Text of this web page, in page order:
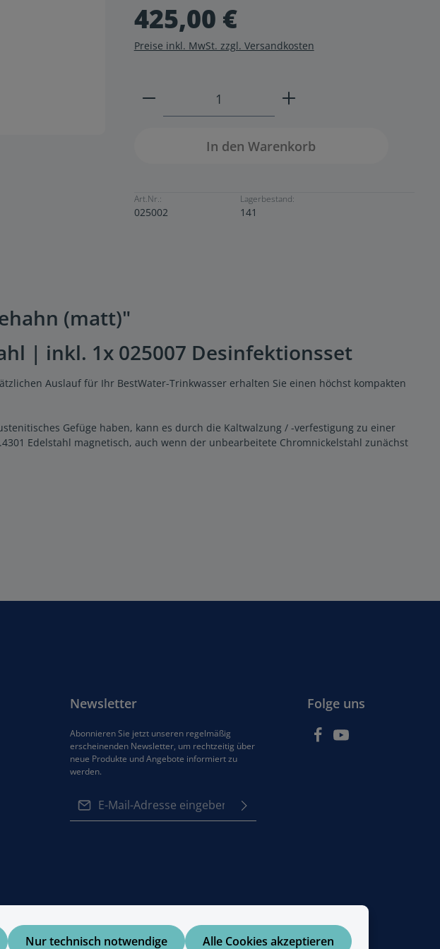
425,00 €
Preise inkl. MwSt. zzgl. Versandkosten
Produkt Anzahl: Gib den
In den Warenkorb
Art.Nr.:
025002
Lagerbestand:
141
(matt)"
| inkl. 1x 025007 Desinfektionsset
Auslauf für Ihr BestWater-Trinkwasser erhalten Sie einen höchst kompakten
Gefüge haben, kann es durch die Kaltwalzung / -verfestigung zu einer
Edelstahl magnetisch, auch wenn der unbearbeitete Chromnickelstahl zunächst
Newsletter
Abonnieren Sie jetzt unseren regelmäßig
erscheinenden Newsletter, um rechtzeitig über
neue Produkte und Angebote informiert zu
werden.
Folge uns
Nur technisch notwendige Alle Cookies akzeptieren